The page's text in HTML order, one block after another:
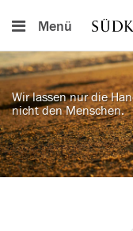
Menü
Wir lassen nur die
nicht den Menschen.